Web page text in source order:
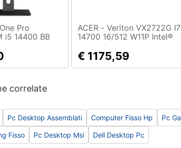
i5 14400 BB
Deca
SSD 4xUSB
ACER - Veriton VX2722G I7-
14700 16/512 W11P Intel®
SDRAM 512 GB SSD
Windows 11 Pro Desktop PC
€ 1175,59
correlate
Pc Desktop Assemblati Computer Fisso Hp Pc
Fisso Pc Desktop Msi Dell Desktop Pc